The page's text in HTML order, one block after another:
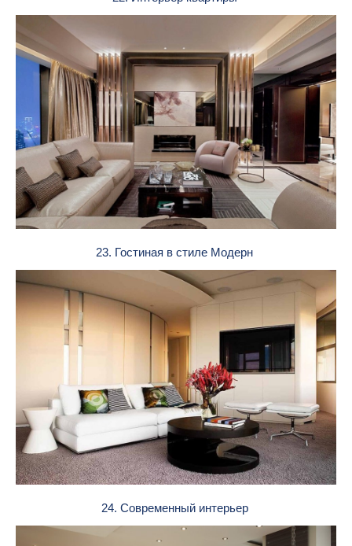
23. Гостиная в стиле Модерн
24. Современный интерьер